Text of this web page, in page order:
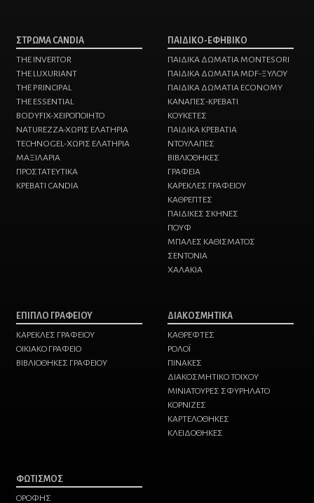
ΣΤΡΩΜΑ CANDIA
THE INVERTOR
THE LUXURIANT
THE PRINCIPAL
THE ESSENTIAL
BODYFIX-ΧΕΙΡΟΠΟΙΗΤΟ
NATUREZZA-XΩΡΙΣ ΕΛΑΤΗΡΙΑ
TECHNOGEL-ΧΩΡΙΣ ΕΛΑΤΗΡΙΑ
MAΞΙΛΑΡΙΑ
ΠΡΟΣΤΑΤΕΥΤΙΚΑ
ΚΡΕΒΑΤΙ CANDIA
ΠΑΙΔΙΚΟ-ΕΦΗΒΙΚΟ
ΠΑΙΔΙΚΑ ΔΩΜΑΤΙΑ MONTESORI
ΠΑΙΔΙΚΑ ΔΩΜΑΤΙΑ MDF-ΞΥΛΟΥ
ΠΑΙΔΙΚΑ ΔΩΜΑΤΙΑ ECONOMY
ΚΑΝΑΠΕΣ-ΚΡΕΒΑΤΙ
KΟΥΚΕΤΕΣ
ΠΑΙΔΙΚΑ ΚΡΕΒΑΤΙΑ
ΝΤΟΥΛΑΠΕΣ
ΒΙΒΛΙΟΘΗΚΕΣ
ΓΡΑΦΕΙΑ
ΚΑΡΕΚΛΕΣ ΓΡΑΦΕΙΟΥ
ΚΑΘΡΕΠΤΕΣ
ΠΑΙΔΙΚΕΣ ΣΚΗΝΕΣ
ΠΟΥΦ
ΜΠΑΛΕΣ ΚΑΘΙΣΜΑΤΟΣ
ΣΕΝΤΟΝΙΑ
ΧΑΛΑΚΙΑ
ΕΠΙΠΛΟ ΓΡΑΦΕΙΟΥ
ΚΑΡΕΚΛΕΣ ΓΡΑΦΕΙΟΥ
ΟΙΚΙΑΚΟ ΓΡΑΦΕΙΟ
ΒΙΒΛΙΟΘΗΚΕΣ ΓΡΑΦΕΙΟΥ
ΔΙΑΚΟΣΜΗΤΙΚΑ
ΚΑΘΡΕΦΤΕΣ
ΡΟΛΟΪ
ΠΙΝΑΚΕΣ
ΔΙΑΚΟΣΜΗΤΙΚΟ ΤΟΙΧΟΥ
ΜΙΝΙΑΤΟΥΡΕΣ ΣΦΥΡΗΛΑΤΟ
ΚΟΡΝΙΖΕΣ
ΚΑΡΤΕΛΟΘΗΚΕΣ
ΚΛΕΙΔΟΘΗΚΕΣ
ΦΩΤΙΣΜΟΣ
ΟΡΟΦΗΣ